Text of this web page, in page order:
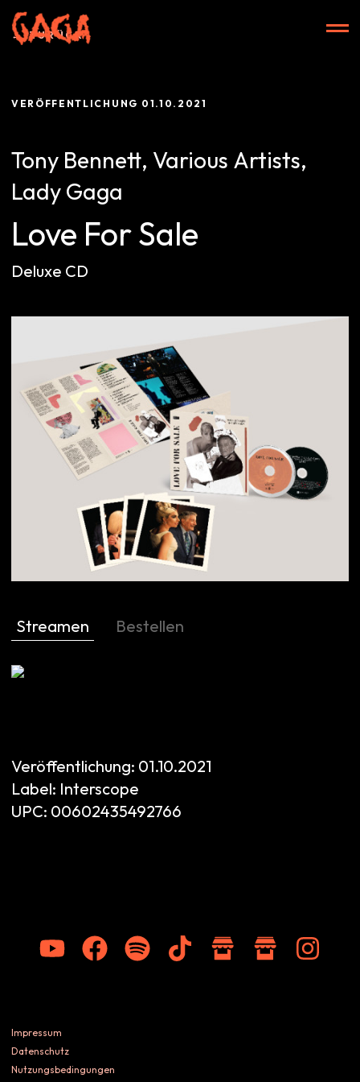
Zum
Inhalt
springen
Alben
ZURÜCK
VERÖFFENTLICHUNG 01.10.2021
Tony Bennett, Various Artists,
Lady Gaga
Love For Sale
Deluxe CD
Streamen Bestellen
Veröffentlichung: 01.10.2021
Label: Interscope
UPC: 00602435492766
Impressum
Datenschutz
Nutzungsbedingungen